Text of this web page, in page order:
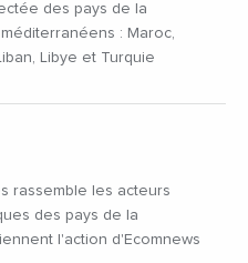
des pays de la
: Maroc,
Libye et Turquie
rassemble les acteurs
des pays de la
l'action d'Ecomnews